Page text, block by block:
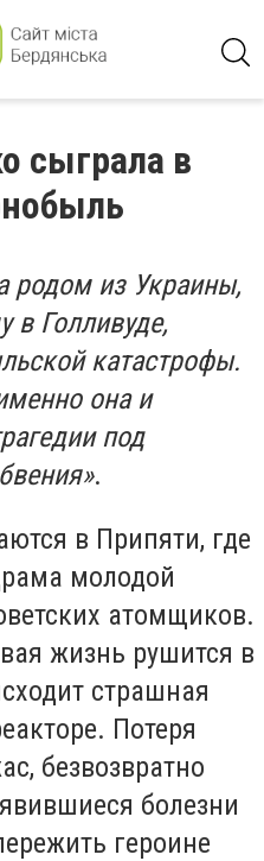
сыграла в
родом из Украины,
в Голливуде,
катастрофы.
она и
под
.
в Припяти, где
молодой
атомщиков.
жизнь рушится в
страшная
Потеря
безвозвратно
болезни
героине